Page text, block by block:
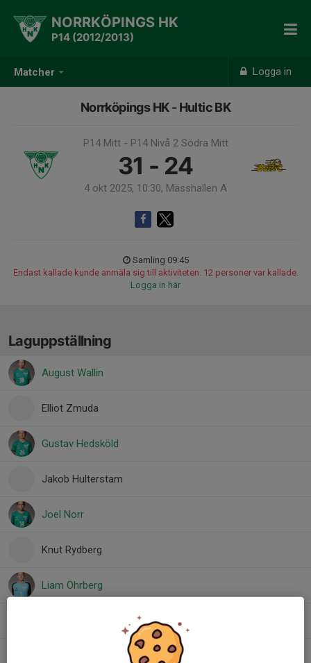
Matcher Logga in
NORRKÖPINGS HK
P14 (2012/2013)
Norrköpings HK - Hultic BK
P14 Mitt - P14 Nivå 2 Södra Mitt
31 - 24
4 okt 2025, 10:30, Mässhallen A
Samling 09:45
Endast kallade kunde anmäla sig till aktiviteten. 12 personer var kallade.
Logga in här
Laguppställning
August Wallin
Elliot Zmuda
Gustav Hedsköld
Jakob Hulterstam
Joel Norr
Knut Rydberg
Liam Öhrberg
Maximilian Söderman